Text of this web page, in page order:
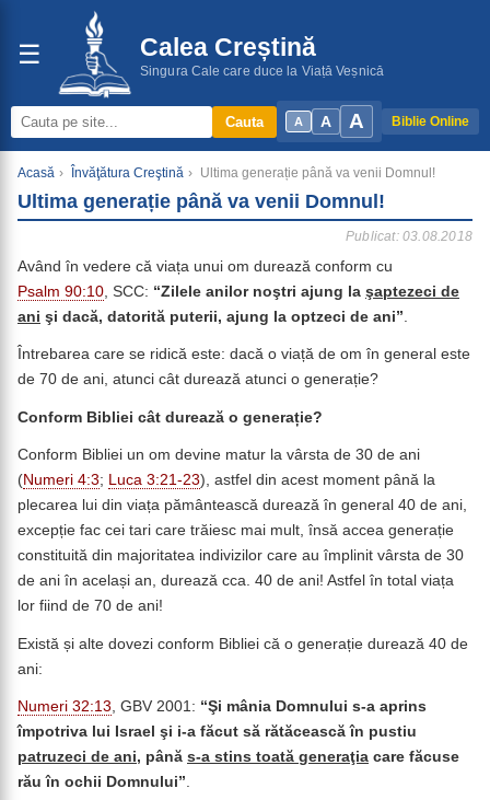
☰ Calea Creștină
Singura Cale care duce la Viață Veșnică
A A A Biblie Online
Cauta
Acasă › Învăţătura Creştină › Ultima generație până va venii Domnul!
Ultima generație până va venii Domnul!
Publicat: 03.08.2018
Având în vedere că viața unui om durează conform cu
Psalm 90:10, SCC: “Zilele anilor noştri ajung la şaptezeci de
ani şi dacă, datorită puterii, ajung la optzeci de ani”.
Întrebarea care se ridică este: dacă o viață de om în general este
de 70 de ani, atunci cât durează atunci o generație?
Conform Bibliei cât durează o generație?
Conform Bibliei un om devine matur la vârsta de 30 de ani
(Numeri 4:3; Luca 3:21-23), astfel din acest moment până la
plecarea lui din viața pământească durează în general 40 de ani,
excepție fac cei tari care trăiesc mai mult, însă accea generație
constituită din majoritatea indivizilor care au împlinit vârsta de 30
de ani în același an, durează cca. 40 de ani! Astfel în total viața
lor fiind de 70 de ani!
Există și alte dovezi conform Bibliei că o generație durează 40 de
ani:
Numeri 32:13, GBV 2001: “Şi mânia Domnului s-a aprins
împotriva lui Israel şi i-a făcut să rătăcească în pustiu
patruzeci de ani, până s-a stins toată generaţia care făcuse
rău în ochii Domnului”.